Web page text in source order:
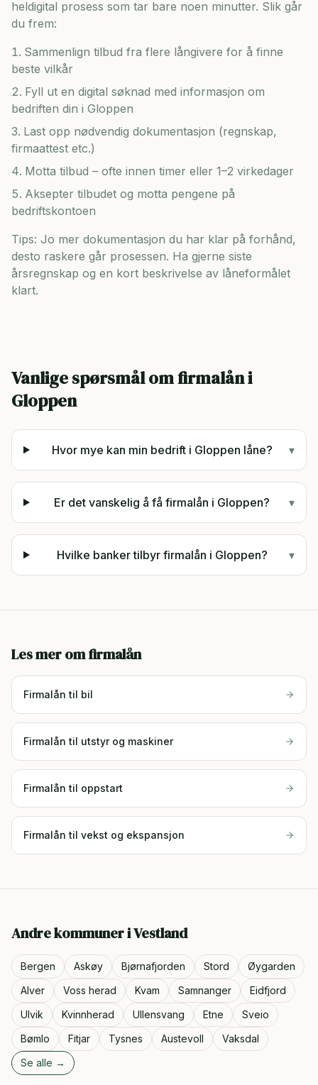
heldigital prosess som tar bare noen minutter. Slik går
du frem:
Sammenlign tilbud fra flere långivere for å finne
beste vilkår
Fyll ut en digital søknad med informasjon om
bedriften din i Gloppen
Last opp nødvendig dokumentasjon (regnskap,
firmaattest etc.)
Motta tilbud – ofte innen timer eller 1–2 virkedager
Aksepter tilbudet og motta pengene på
bedriftskontoen
Tips: Jo mer dokumentasjon du har klar på forhånd,
desto raskere går prosessen. Ha gjerne siste
årsregnskap og en kort beskrivelse av låneformålet
klart.
Vanlige spørsmål om firmalån i
Gloppen
Hvor mye kan min bedrift i Gloppen låne? ▾
Er det vanskelig å få firmalån i Gloppen? ▾
Hvilke banker tilbyr firmalån i Gloppen? ▾
Les mer om firmalån
Firmalån til bil
Firmalån til utstyr og maskiner
Firmalån til oppstart
Firmalån til vekst og ekspansjon
Andre kommuner iVestland
Bergen Askøy Bjørnafjorden Stord
Øygarden
Alver
Voss herad Kvam Samnanger
Eidfjord
Ulvik
Kvinnherad Ullensvang Etne
Sveio
Bømlo
Fitjar Tysnes Austevoll
Vaksdal
Se alle →